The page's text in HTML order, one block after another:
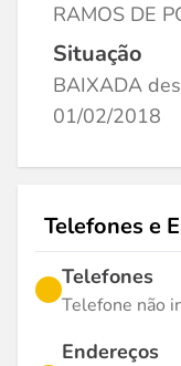
RAMOS DE
Situação
BAIXADA
01/02/2018
Telefones e
Telefones
Telefone não
Endereços